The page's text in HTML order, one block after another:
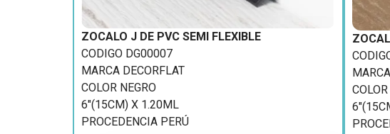
ZOCALO J DE PVC SEMI FLEXIBLE
CODIGO DG00007
MARCA DECORFLAT
COLOR NEGRO
6″(15CM) X 1.20ML
PROCEDENCIA PERÚ